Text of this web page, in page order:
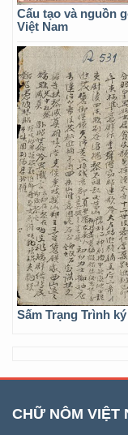
Cấu tạo và nguồn
Việt Nam
Sấm Trạng Trình
CHỮ NÔM VIỆT